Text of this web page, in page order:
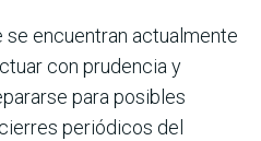
se encuentran actualmente
con prudencia y
para posibles
periódicos del